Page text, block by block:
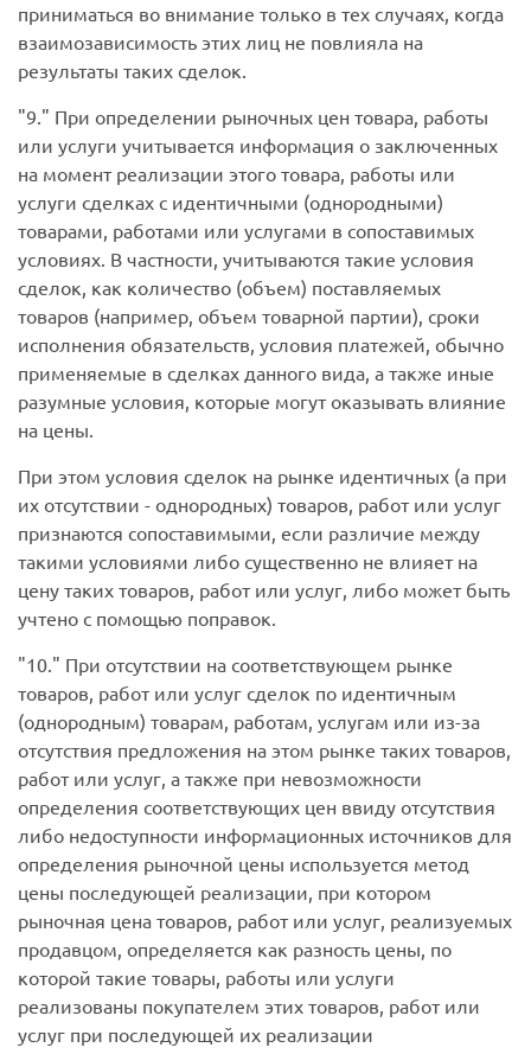
приниматься во внимание только в тех случаях, когда
взаимозависимость этих лиц не повлияла на
результаты таких сделок.
9.
При определении рыночных цен товара, работы
или услуги учитывается информация о заключенных
на момент реализации этого товара, работы или
услуги сделках с идентичными (однородными)
товарами, работами или услугами в сопоставимых
условиях. В частности, учитываются такие условия
сделок, как количество (объем) поставляемых
товаров (например, объем товарной партии), сроки
исполнения обязательств, условия платежей, обычно
применяемые в сделках данного вида, а также иные
разумные условия, которые могут оказывать влияние
на цены.
При этом условия сделок на рынке идентичных (а при
их отсутствии - однородных) товаров, работ или услуг
признаются сопоставимыми, если различие между
такими условиями либо существенно не влияет на
цену таких товаров, работ или услуг, либо может быть
учтено с помощью поправок.
10.
При отсутствии на соответствующем рынке
товаров, работ или услуг сделок по идентичным
(однородным) товарам, работам, услугам или из-за
отсутствия предложения на этом рынке таких товаров,
работ или услуг, а также при невозможности
определения соответствующих цен ввиду отсутствия
либо недоступности информационных источников для
определения рыночной цены используется метод
цены последующей реализации, при котором
рыночная цена товаров, работ или услуг, реализуемых
продавцом, определяется как разность цены, по
которой такие товары, работы или услуги
реализованы покупателем этих товаров, работ или
услуг при последующей их реализации